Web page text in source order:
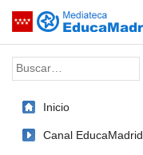
Saltar navegación
Palabra o frase:
Inicio
Canal EducaMadrid